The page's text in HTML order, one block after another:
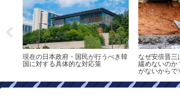
現在の日本政府・国民が行うべき韓
国に対する具体的な対応策
なぜ安倍晋三
緩めないのか
がないからで